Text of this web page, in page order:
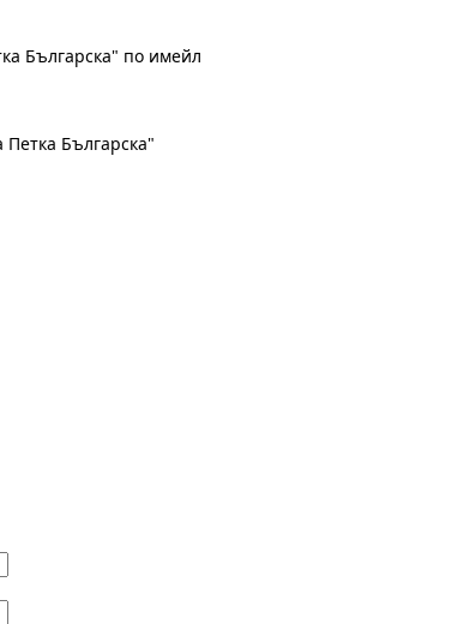
Българска" по имейл
Българска"